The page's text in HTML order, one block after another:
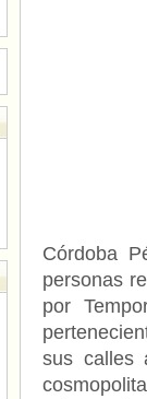
Córdoba
personas
por
sus calles